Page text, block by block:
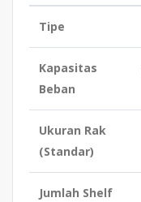
Tipe
Kapasitas
Beban
Ukuran Rak
(Standar)
Jumlah Shelf